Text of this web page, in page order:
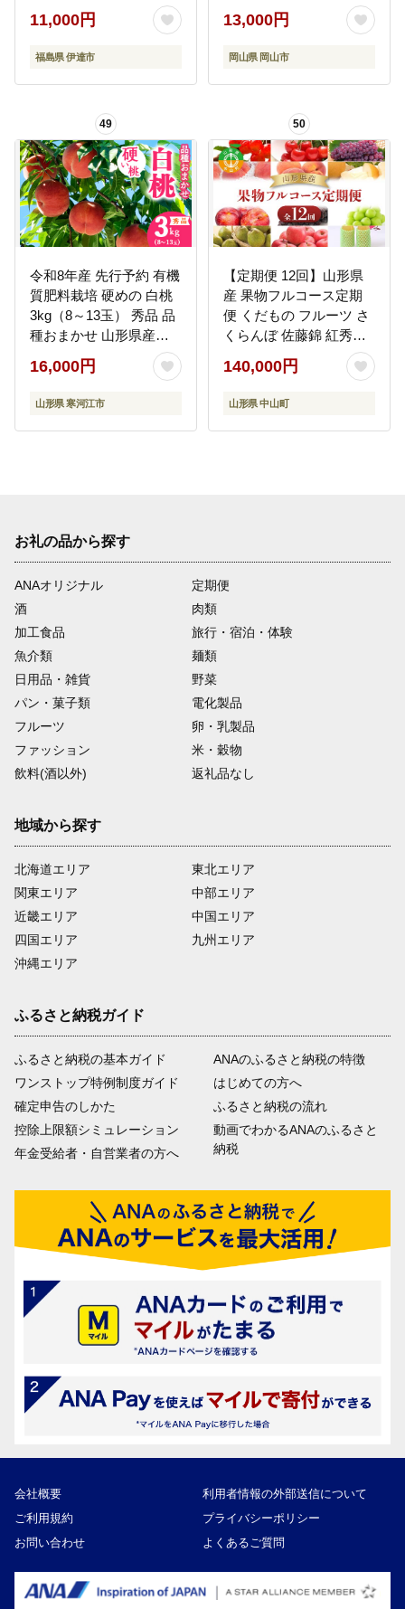
め 固め 伊達の桃 桃 フル
ーツ 果物 もも モモ
momo F20C-372
11,000円
福島県 伊達市
13,000円
岡山県 岡山市
49
令和8年産 先行予約 有機
質肥料栽培 硬めの 白桃
3kg（8～13玉） 秀品 品
種おまかせ 山形県産
【2026年8月下旬頃～10
月上旬頃発送予定】
016-B-AF025
16,000円
山形県 寒河江市
50
【定期便 12回】山形県
産 果物フルコース定期
便 くだもの フルーツ さ
くらんぼ 佐藤錦 紅秀峰
桃 もも すもも 和梨 豊水
幸水 秋姫 ぶどう シャイ
ンマスカット デラウェ
ランス ラフランス りん
140,000円
山形県 中山町
お礼の品から探す
ANAオリジナル
定期便
酒
肉類
加工食品
旅行・宿泊・体験
魚介類
麺類
日用品・雑貨
野菜
パン・菓子類
電化製品
フルーツ
卵・乳製品
ファッション
米・穀物
飲料(酒以外)
返礼品なし
地域から探す
北海道エリア
関東エリア
近畿エリア
四国エリア
沖縄エリア
東北エリア
中部エリア
中国エリア
九州エリア
ふるさと納税ガイド
ふるさと納税の基本ガイド
ワンストップ特例制度ガイド
確定申告のしかた
控除上限額シミュレーション
年金受給者・自営業者の方へ
ANAのふるさと納税の特徴
はじめての方へ
ふるさと納税の流れ
動画でわかるANAのふるさと
納税
会社概要
利用者情報の外部送信について
ご利用規約
プライバシーポリシー
お問い合わせ
よくあるご質問